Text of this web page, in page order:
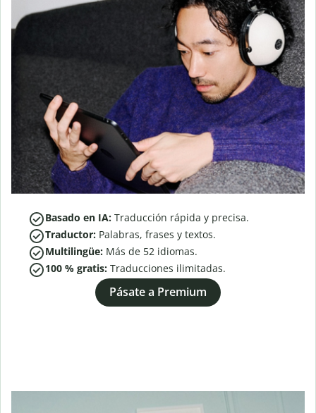
Basado en IA: Traducción rápida y precisa.
Traductor: Palabras, frases y textos.
Multilingüe: Más de 52 idiomas.
100 % gratis: Traducciones ilimitadas.
Pásate a Premium